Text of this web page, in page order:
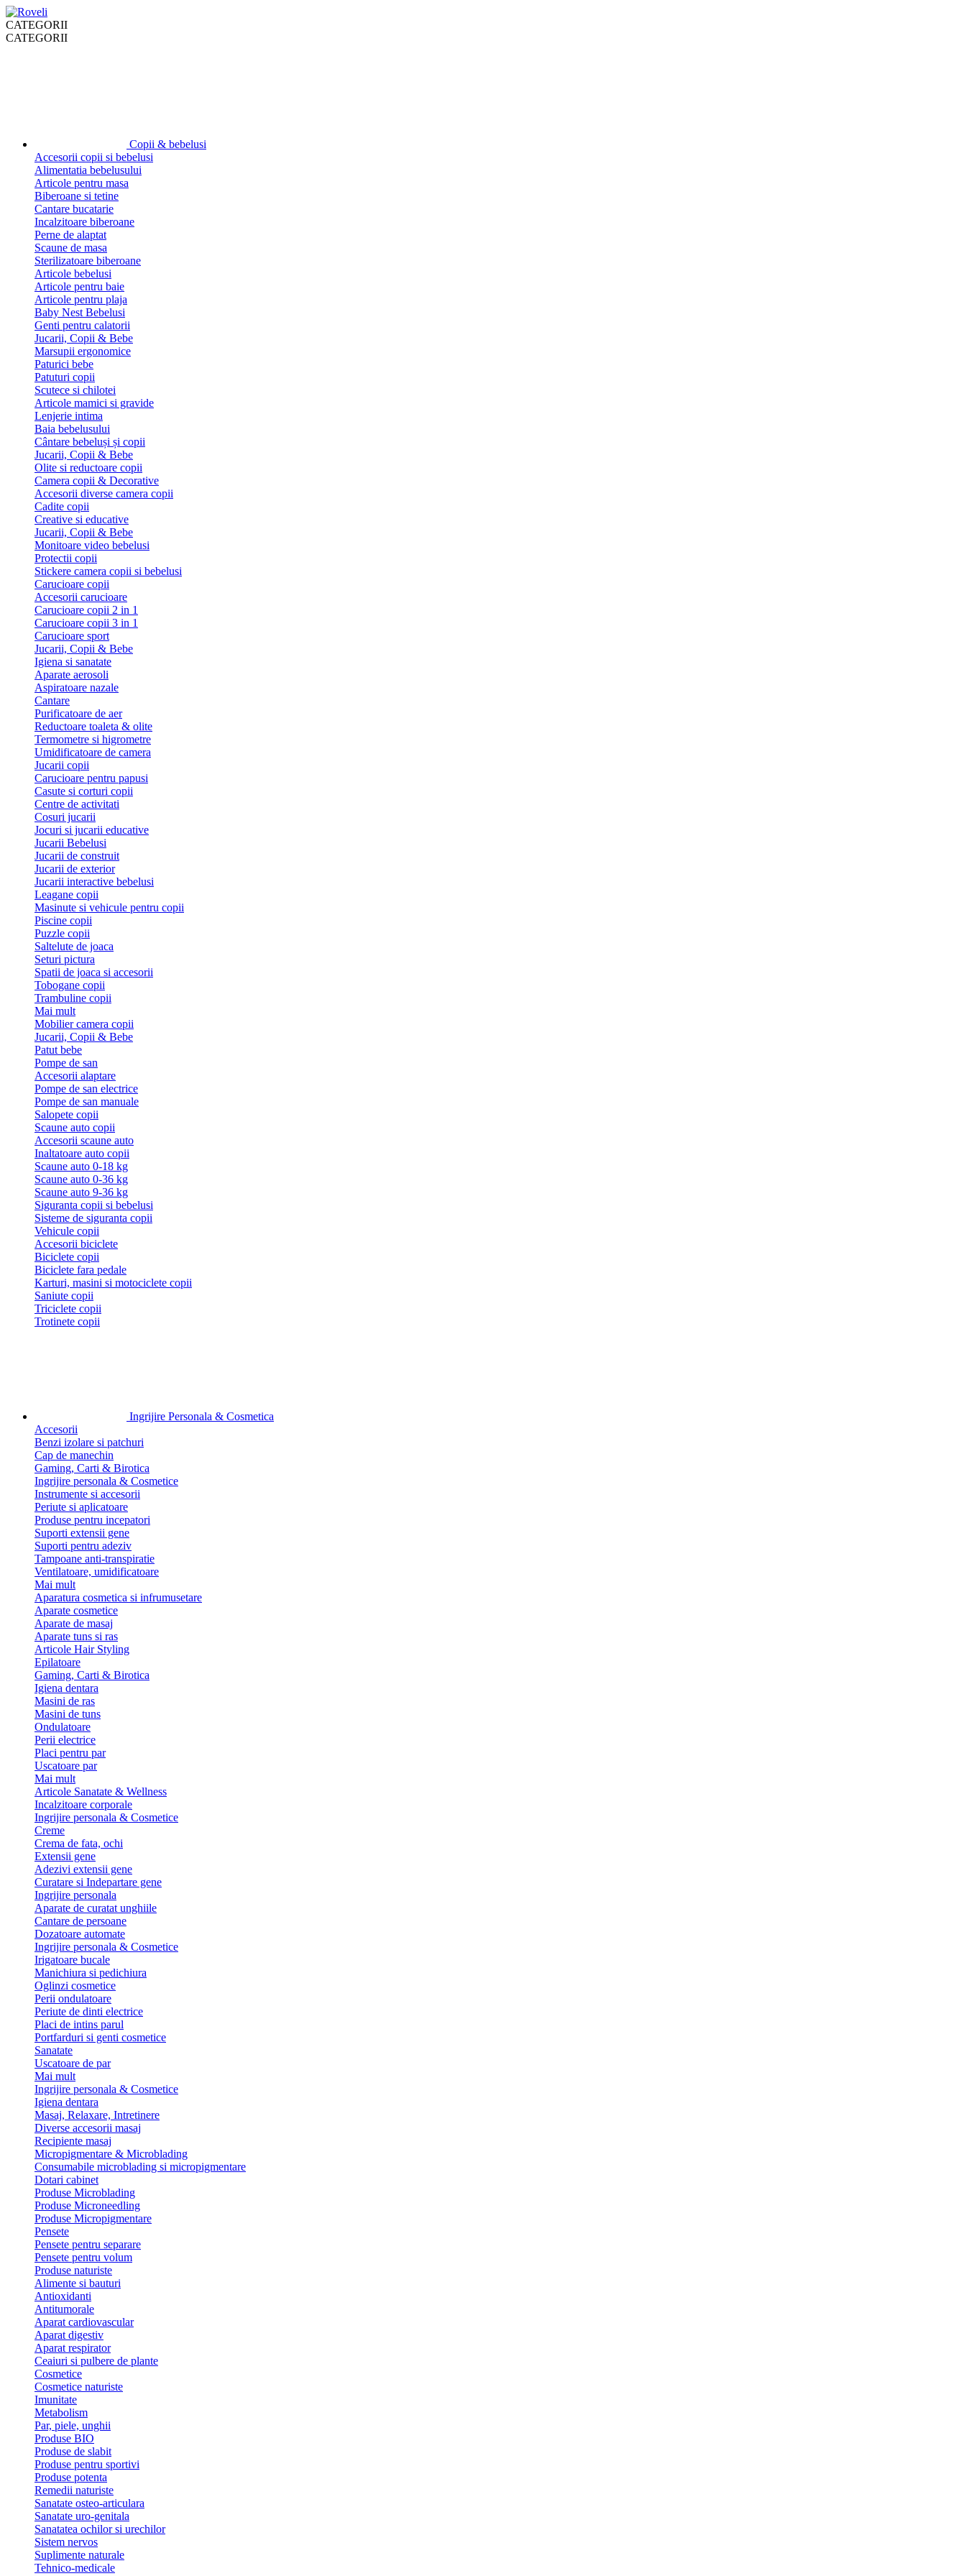
CATEGORII
CATEGORII
Copii & bebelusi
Accesorii copii si bebelusi
Alimentatia bebelusului
Articole pentru masa
Biberoane si tetine
Cantare bucatarie
Incalzitoare biberoane
Perne de alaptat
Scaune de masa
Sterilizatoare biberoane
Articole bebelusi
Articole pentru baie
Articole pentru plaja
Baby Nest Bebelusi
Genti pentru calatorii
Jucarii, Copii & Bebe
Marsupii ergonomice
Paturici bebe
Patuturi copii
Scutece si chilotei
Articole mamici si gravide
Lenjerie intima
Baia bebelusului
Cântare bebeluși și copii
Jucarii, Copii & Bebe
Olite si reductoare copii
Camera copii & Decorative
Accesorii diverse camera copii
Cadite copii
Creative si educative
Jucarii, Copii & Bebe
Monitoare video bebelusi
Protectii copii
Stickere camera copii si bebelusi
Carucioare copii
Accesorii carucioare
Carucioare copii 2 in 1
Carucioare copii 3 in 1
Carucioare sport
Jucarii, Copii & Bebe
Igiena si sanatate
Aparate aerosoli
Aspiratoare nazale
Cantare
Purificatoare de aer
Reductoare toaleta & olite
Termometre si higrometre
Umidificatoare de camera
Jucarii copii
Carucioare pentru papusi
Casute si corturi copii
Centre de activitati
Cosuri jucarii
Jocuri si jucarii educative
Jucarii Bebelusi
Jucarii de construit
Jucarii de exterior
Jucarii interactive bebelusi
Leagane copii
Masinute si vehicule pentru copii
Piscine copii
Puzzle copii
Saltelute de joaca
Seturi pictura
Spatii de joaca si accesorii
Tobogane copii
Trambuline copii
Mai mult
Mobilier camera copii
Jucarii, Copii & Bebe
Patut bebe
Pompe de san
Accesorii alaptare
Pompe de san electrice
Pompe de san manuale
Salopete copii
Scaune auto copii
Accesorii scaune auto
Inaltatoare auto copii
Scaune auto 0-18 kg
Scaune auto 0-36 kg
Scaune auto 9-36 kg
Siguranta copii si bebelusi
Sisteme de siguranta copii
Vehicule copii
Accesorii biciclete
Biciclete copii
Biciclete fara pedale
Karturi, masini si motociclete copii
Saniute copii
Triciclete copii
Trotinete copii
Ingrijire Personala & Cosmetica
Accesorii
Benzi izolare si patchuri
Cap de manechin
Gaming, Carti & Birotica
Ingrijire personala & Cosmetice
Instrumente si accesorii
Periute si aplicatoare
Produse pentru incepatori
Suporti extensii gene
Suporti pentru adeziv
Tampoane anti-transpiratie
Ventilatoare, umidificatoare
Mai mult
Aparatura cosmetica si infrumusetare
Aparate cosmetice
Aparate de masaj
Aparate tuns si ras
Articole Hair Styling
Epilatoare
Gaming, Carti & Birotica
Igiena dentara
Masini de ras
Masini de tuns
Ondulatoare
Perii electrice
Placi pentru par
Uscatoare par
Mai mult
Articole Sanatate & Wellness
Incalzitoare corporale
Ingrijire personala & Cosmetice
Creme
Crema de fata, ochi
Extensii gene
Adezivi extensii gene
Curatare si Indepartare gene
Ingrijire personala
Aparate de curatat unghiile
Cantare de persoane
Dozatoare automate
Ingrijire personala & Cosmetice
Irigatoare bucale
Manichiura si pedichiura
Oglinzi cosmetice
Perii ondulatoare
Periute de dinti electrice
Placi de intins parul
Portfarduri si genti cosmetice
Sanatate
Uscatoare de par
Mai mult
Ingrijire personala & Cosmetice
Igiena dentara
Masaj, Relaxare, Intretinere
Diverse accesorii masaj
Recipiente masaj
Micropigmentare & Microblading
Consumabile microblading si micropigmentare
Dotari cabinet
Produse Microblading
Produse Microneedling
Produse Micropigmentare
Pensete
Pensete pentru separare
Pensete pentru volum
Produse naturiste
Alimente si bauturi
Antioxidanti
Antitumorale
Aparat cardiovascular
Aparat digestiv
Aparat respirator
Ceaiuri si pulbere de plante
Cosmetice
Cosmetice naturiste
Imunitate
Metabolism
Par, piele, unghii
Produse BIO
Produse de slabit
Produse pentru sportivi
Produse potenta
Remedii naturiste
Sanatate osteo-articulara
Sanatate uro-genitala
Sanatatea ochilor si urechilor
Sistem nervos
Suplimente naturale
Tehnico-medicale